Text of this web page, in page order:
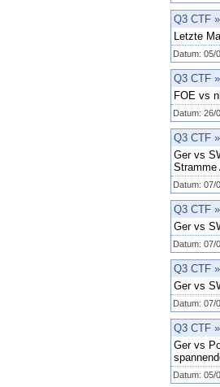
Q3 CTF »
Letzte
Datum: 05/
Q3 CTF »
FOE vs
Datum: 26/
Q3 CTF »
Ger vs
Stramme
Datum: 07/
Q3 CTF »
Ger vs
Datum: 07/
Q3 CTF »
Ger vs
Datum: 07/
Q3 CTF »
Ger vs
Datum: 05/